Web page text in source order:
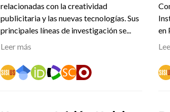
relacionadas con la creatividad
publicitaria y las nuevas tecnologías. Sus
principales líneas de investigación se...
Leer más
en